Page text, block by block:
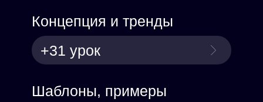
Концепция и тренды
Шаблоны, примеры
+31 урок